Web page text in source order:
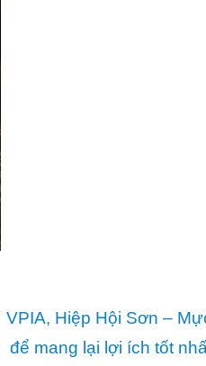
VPIA, Hiệp Hội Sơn –
để mang lại lợi ích tốt